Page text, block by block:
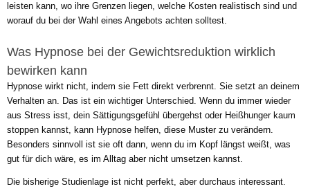
leisten kann, wo ihre Grenzen liegen, welche Kosten realistisch sind und
worauf du bei der Wahl eines Angebots achten solltest.
Was Hypnose bei der Gewichtsreduktion wirklich
bewirken kann
Hypnose wirkt nicht, indem sie Fett direkt verbrennt. Sie setzt an deinem
Verhalten an. Das ist ein wichtiger Unterschied. Wenn du immer wieder
aus Stress isst, dein Sättigungsgefühl übergehst oder Heißhunger kaum
stoppen kannst, kann Hypnose helfen, diese Muster zu verändern.
Besonders sinnvoll ist sie oft dann, wenn du im Kopf längst weißt, was
gut für dich wäre, es im Alltag aber nicht umsetzen kannst.
Die bisherige Studienlage ist nicht perfekt, aber durchaus interessant.